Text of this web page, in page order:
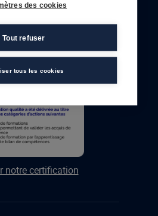
notre certification
des cookies
Tout refuser
tous les cookies